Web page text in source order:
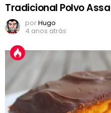
Tradicional Polvo
porHugo
4 anos atrás